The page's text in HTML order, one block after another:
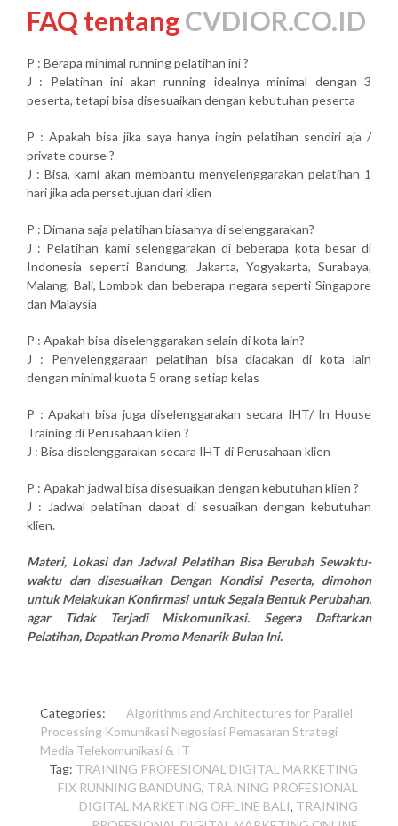
FAQ tentangCVDIOR.CO.ID
P : Berapa minimal running pelatihan ini ?
J : Pelatihan ini akan running idealnya minimal dengan 3
peserta, tetapi bisa disesuaikan dengan kebutuhan peserta
P : Apakah bisa jika saya hanya ingin pelatihan sendiri aja /
private course ?
J : Bisa, kami akan membantu menyelenggarakan pelatihan 1
hari jika ada persetujuan dari klien
P : Dimana saja pelatihan biasanya di selenggarakan?
J : Pelatihan kami selenggarakan di beberapa kota besar di
Indonesia seperti Bandung, Jakarta, Yogyakarta, Surabaya,
Malang, Bali, Lombok dan beberapa negara seperti Singapore
dan Malaysia
P : Apakah bisa diselenggarakan selain di kota lain?
J : Penyelenggaraan pelatihan bisa diadakan di kota lain
dengan minimal kuota 5 orang setiap kelas
P : Apakah bisa juga diselenggarakan secara IHT/ In House
Training di Perusahaan klien ?
J : Bisa diselenggarakan secara IHT di Perusahaan klien
P : Apakah jadwal bisa disesuaikan dengan kebutuhan klien ?
J : Jadwal pelatihan dapat di sesuaikan dengan kebutuhan
klien.
Materi, Lokasi dan Jadwal Pelatihan Bisa Berubah Sewaktu-
waktu dan disesuaikan Dengan Kondisi Peserta, dimohon
untuk Melakukan Konfirmasi untuk Segala Bentuk Perubahan,
agar Tidak Terjadi Miskomunikasi. Segera Daftarkan
Pelatihan, Dapatkan Promo Menarik Bulan Ini.
Categories:
Algorithms and Architectures for Parallel
Processing Komunikasi Negosiasi Pemasaran Strategi
Media Telekomunikasi & IT
Tag: TRAINING PROFESIONAL DIGITAL MARKETING
FIX RUNNING BANDUNG, TRAINING PROFESIONAL
DIGITAL MARKETING OFFLINE BALI, TRAINING